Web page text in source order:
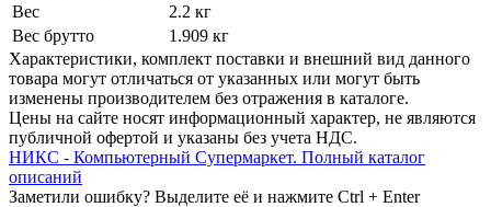
Вес
2.2 кг
Вес брутто
1.909 кг
Xарактеристики, комплект поставки и внешний вид данного
товара могут отличаться от указанных или могут быть
изменены производителем без отражения в каталоге.
Цены на сайте носят информационный характер, не являются
публичной офертой и указаны без учета НДС.
НИКС - Компьютерный Cупермаркет. Полный каталог
описаний
Заметили ошибку? Выделите её и нажмите Ctrl + Enter